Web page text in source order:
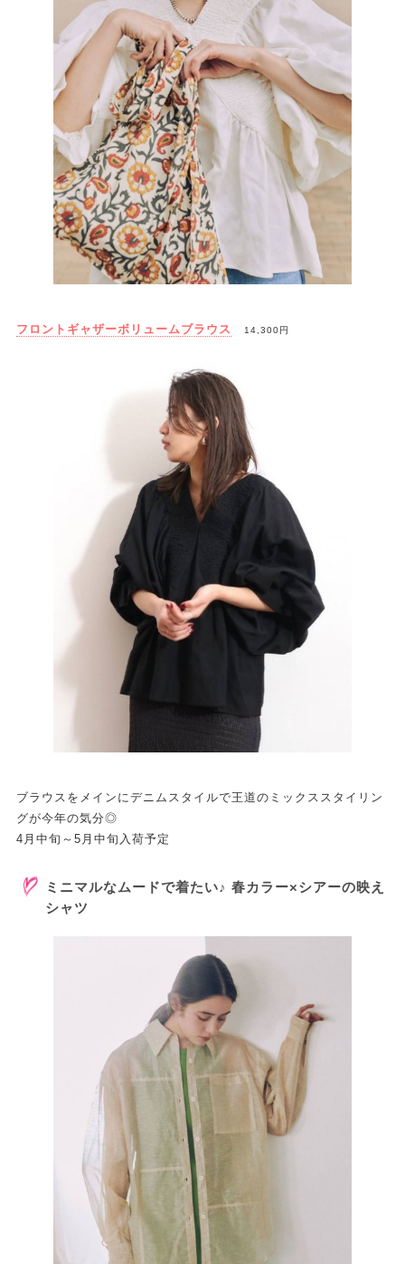
フロントギャザーボリュームブラウス 14,300円
ブラウスをメインにデニムスタイルで王道のミックススタイリン
グが今年の気分◎
4月中旬～5月中旬入荷予定
ミニマルなムードで着たい♪ 春カラー×シアーの映え
シャツ